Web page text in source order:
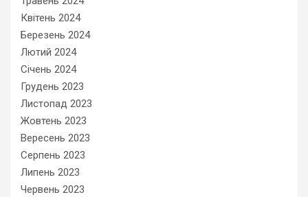
Квітень 2024
Березень 2024
Лютий 2024
Січень 2024
Грудень 2023
Листопад 2023
Жовтень 2023
Вересень 2023
Серпень 2023
Липень 2023
Червень 2023